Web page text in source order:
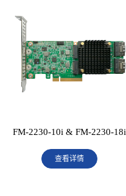
FM-2230-10i & FM-2230-18i
查看详情